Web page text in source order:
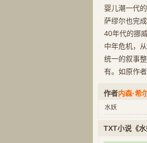
婴儿潮一代
萨缪尔也完
40年代的挪
中年危机，
统一的叙事
有。如原作
作者内森·希
水妖
TXT小说《